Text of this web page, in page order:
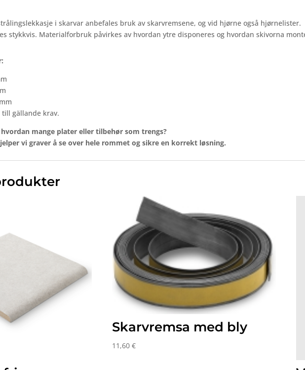
i skarvar anbefales bruk av skarvremsene, og vid hjørne også hjørnelister.
stykkvis. Materialforbruk påvirkes av hvordan ytre disponeres og hvordan skivorna
till gällande krav.
hvordan mange plater eller tilbehør som trengs?
vi graver å se over hele rommet og sikre en korrekt løsning.
Skarvremsa med bly
11,60€